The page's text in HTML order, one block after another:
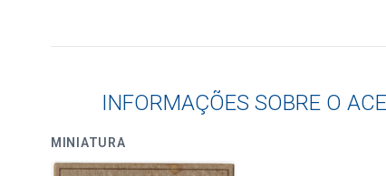
INFORMAÇÕES SOBRE O
MINIATURA